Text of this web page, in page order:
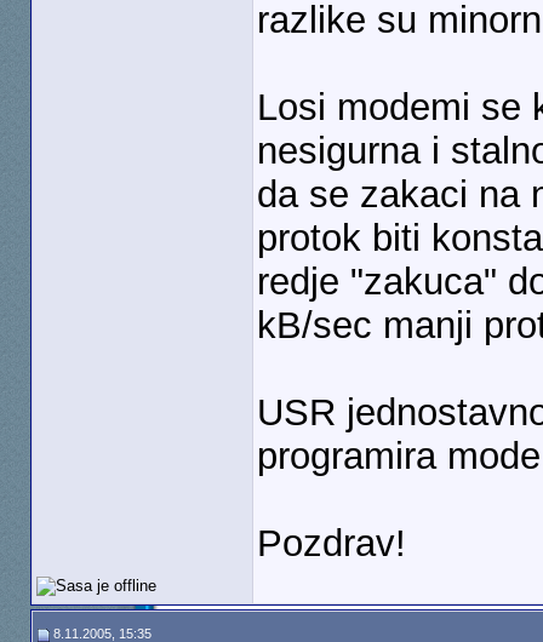
razlike su
Losi modemi se
nesigurna i
da se zakaci na
protok biti
redje "zakuca"
kB/sec manji
USR
programira
Pozdrav!
8.11.2005, 15:35